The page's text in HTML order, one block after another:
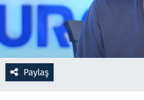
Paylaş
Seçim 2023
Spor
Teknoloji ve Bilim